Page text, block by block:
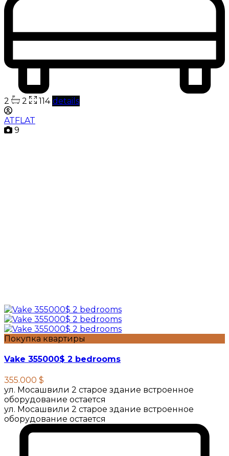
2 2 114 details
ATFLAT
9
Покупка квартиры
Vake 355000$ 2 bedrooms
355.000 $
ул. Мосашвили 2 старое здание встроенное
оборудование остается
ул. Мосашвили 2 старое здание встроенное
оборудование остается